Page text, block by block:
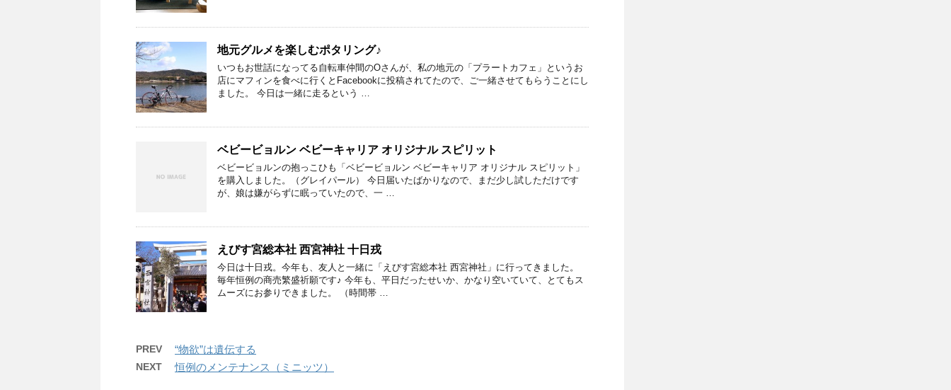
地元グルメを楽しむポタリング♪
いつもお世話になってる自転車仲間のOさんが、私の地元の「プラートカフェ」というお
店にマフィンを食べに行くとFacebookに投稿されてたので、ご一緒させてもらうことにし
ました。 今日は一緒に走るという …
ベビービョルン ベビーキャリア オリジナル スピリット
ベビービョルンの抱っこひも「ベビービョルン ベビーキャリア オリジナル スピリット」
を購入しました。（グレイパール） 今日届いたばかりなので、まだ少し試しただけです
が、娘は嫌がらずに眠っていたので、一 …
えびす宮総本社 西宮神社 十日戎
今日は十日戎。今年も、友人と一緒に「えびす宮総本社 西宮神社」に行ってきました。
毎年恒例の商売繁盛祈願です♪ 今年も、平日だったせいか、かなり空いていて、とてもス
ムーズにお参りできました。 （時間帯 …
PREV “物欲”は遺伝する
NEXT 恒例のメンテナンス（ミニッツ）